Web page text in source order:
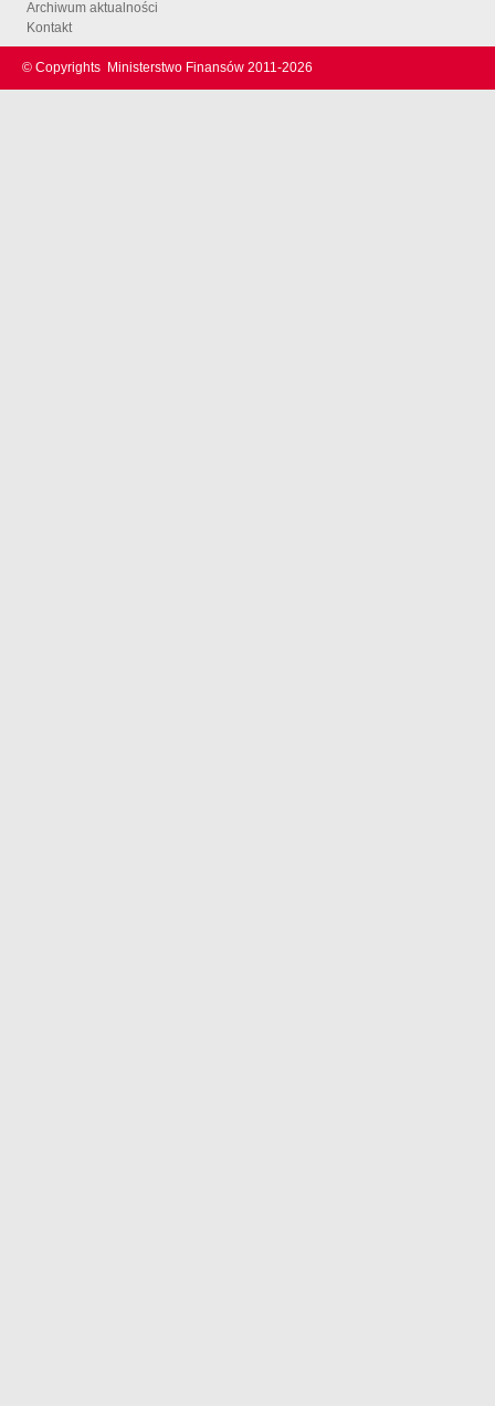
Archiwum aktualności
Kontakt
© Copyrights Ministerstwo Finansów 2011-2026